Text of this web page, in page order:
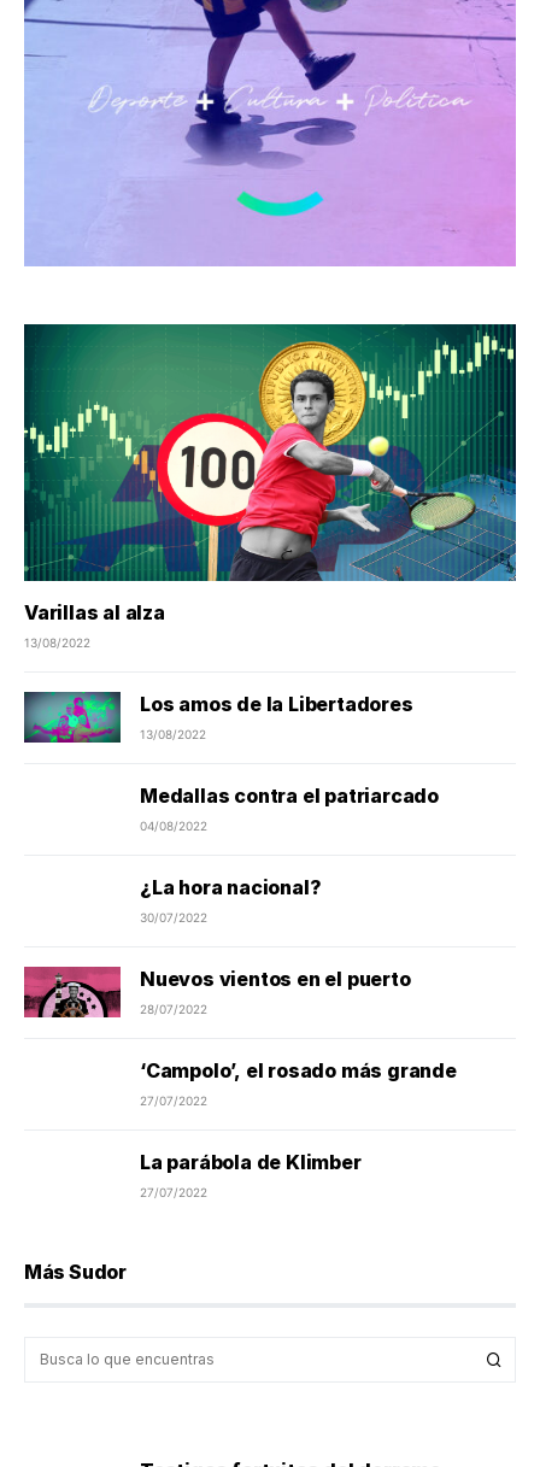
Varillas al alza
13/08/2022
Los amos de la Libertadores
13/08/2022
Medallas contra el patriarcado
04/08/2022
¿La hora nacional?
30/07/2022
Nuevos vientos en el puerto
28/07/2022
‘Campolo’, el rosado más grande
27/07/2022
La parábola de Klimber
27/07/2022
Más Sudor